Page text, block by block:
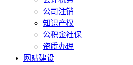
公司注销
知识产权
公积金社保
资质办理
网站建设